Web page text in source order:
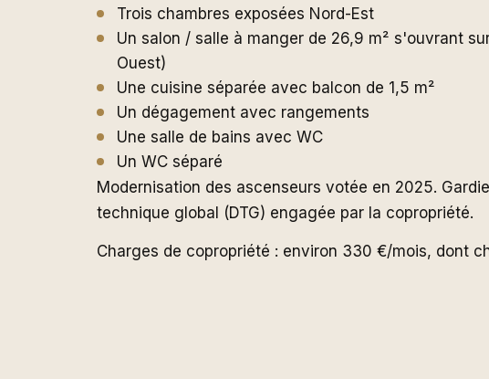
Trois chambres exposées Nord-Est
Un salon / salle à manger de 26,9 m² s'ouvrant
Ouest)
Une cuisine séparée avec balcon de 1,5 m²
Un dégagement avec rangements
Une salle de bains avec WC
Un WC séparé
Modernisation des ascenseurs votée en 2025.
technique global (DTG) engagée par la copropriété.
Charges de copropriété : environ 330 €/mois, dont